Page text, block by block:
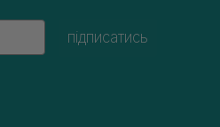
підписатись